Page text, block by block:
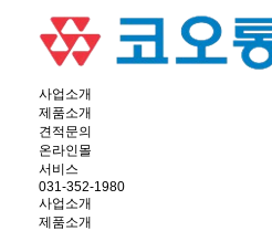
사업소개
제품소개
견적문의
온라인몰
서비스
031-352-1980
사업소개
제품소개